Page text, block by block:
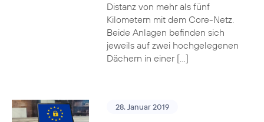
Distanz von mehr als fünf
Kilometern mit dem Core-Netz.
Beide Anlagen befinden sich
jeweils auf zwei hochgelegenen
Dächern in einer […]
28. Januar 2019